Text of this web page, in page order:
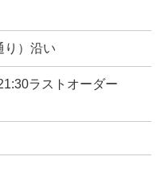
り）沿い
ラストオーダー